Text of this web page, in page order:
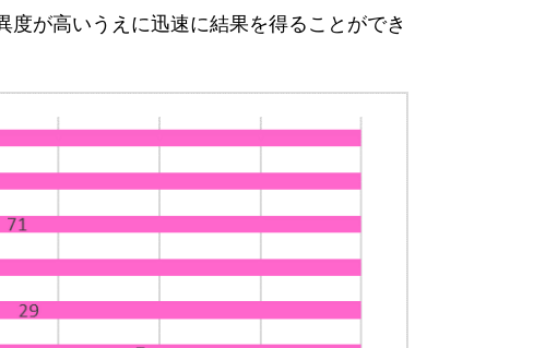
が高いうえに迅速に結果を得ることができ